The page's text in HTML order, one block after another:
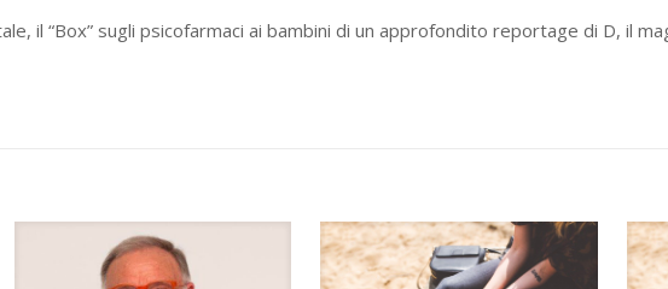
il “Box” sugli psicofarmaci ai bambini di un approfondito reportage di D, il